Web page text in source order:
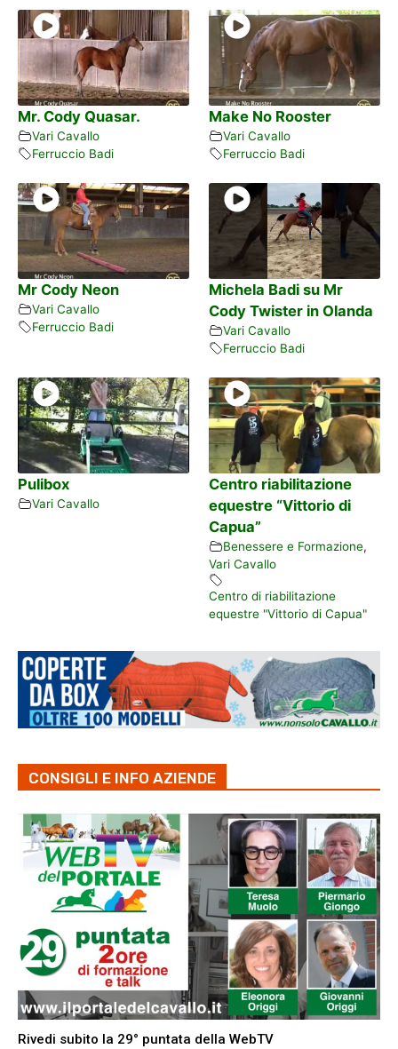
Mr. Cody Quasar.
Vari Cavallo
Ferruccio Badi
Make No Rooster
Vari Cavallo
Ferruccio Badi
Mr Cody Neon
Vari Cavallo
Ferruccio Badi
Michela Badi su Mr
Cody Twister in Olanda
Vari Cavallo
Ferruccio Badi
Pulibox
Vari Cavallo
Centro riabilitazione
equestre “Vittorio di
Capua”
Benessere e Formazione,
Vari Cavallo
Centro di riabilitazione
equestre "Vittorio di Capua"
CONSIGLI E INFO AZIENDE
Rivedi subito la 29° puntata della WebTV